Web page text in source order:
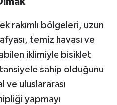
rakımlı bölgeleri, uzun
temiz havası ve
iklimiyle bisiklet
sahip olduğunu
ve uluslararası
yapmayı